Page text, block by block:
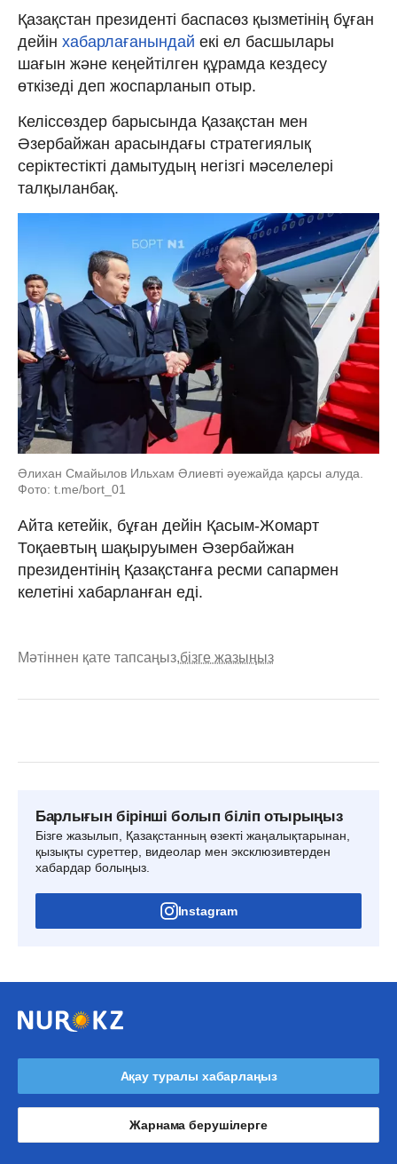
Қазақстан президенті баспасөз қызметінің бұған
дейін хабарлағанындай екі ел басшылары
шағын және кеңейтілген құрамда кездесу
өткізеді деп жоспарланып отыр.
Келіссөздер барысында Қазақстан мен
Әзербайжан арасындағы стратегиялық
серіктестікті дамытудың негізгі мәселелері
талқыланбақ.
Әлихан Смайылов Ильхам Әлиевті әуежайда қарсы алуда.
Фото: t.me/bort_01
Айта кетейік, бұған дейін Қасым-Жомарт
Тоқаевтың шақыруымен Әзербайжан
президентінің Қазақстанға ресми сапармен
келетіні хабарланған еді.
Мәтіннен қате тапсаңыз,бізге жазыңыз
Барлығын бірінші болып біліп отырыңыз
Бізге жазылып, Қазақстанның өзекті жаңалықтарынан,
қызықты суреттер, видеолар мен эксклюзивтерден
хабардар болыңыз.
Instagram
Ақау туралы хабарлаңыз
Жарнама берушілерге